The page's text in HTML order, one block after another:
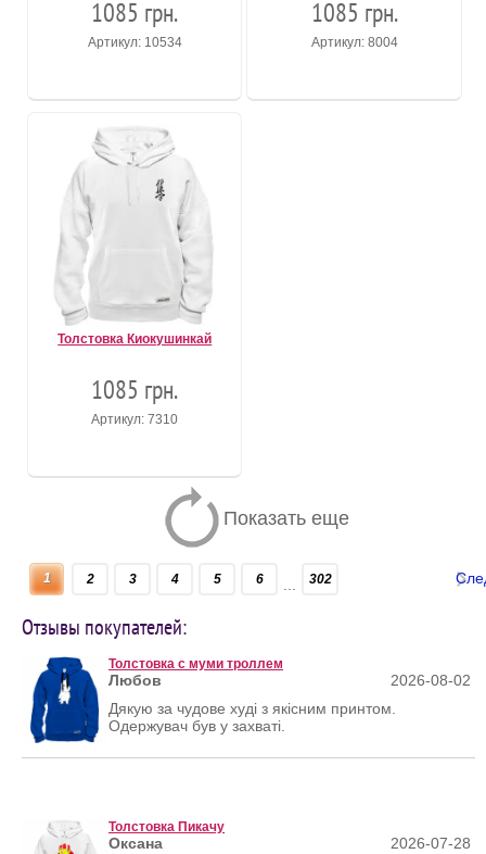
1085 грн.
Артикул: 10534
1085 грн.
Артикул: 8004
Толстовка Киокушинкай
1085 грн.
Артикул: 7310
Показать еще
1 2 3 4 5 6 302
Отзывы покупателей:
Толстовка с муми троллем
Любов
2026-08-02
Дякую за чудове худі з якісним принтом.
Одержувач був у захваті.
Толстовка Пикачу
Оксана
2026-07-28